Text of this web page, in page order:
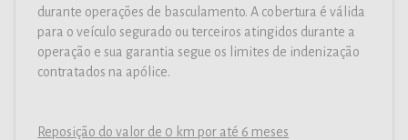
durante operações de basculamento. A cobertura é válida
para o veículo segurado ou terceiros atingidos durante a
operação e sua garantia segue os limites de indenização
contratados na apólice.
Reposição do valor de 0 km por até 6 meses